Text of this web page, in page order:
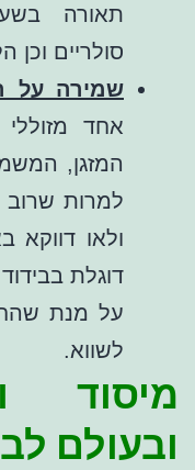
תאורה
סולריים וכן
שמירה על
אחד
המזגן,
למרות
ולאו דווקא
דוגלת
על מנת
לשווא.
מיסוד
ובעולם